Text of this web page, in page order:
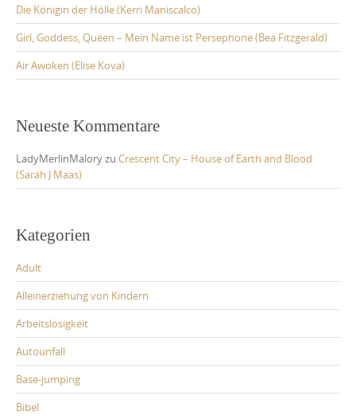
Die Königin der Hölle (Kerri Maniscalco)
Girl, Goddess, Queen – Mein Name ist Persephone (Bea Fitzgerald)
Air Awoken (Elise Kova)
Neueste Kommentare
LadyMerlinMaloryzu Crescent City – House of Earth and Blood
(Sarah J Maas)
Kategorien
Adult
Alleinerziehung von Kindern
Arbeitslosigkeit
Autounfall
Base-jumping
Bibel